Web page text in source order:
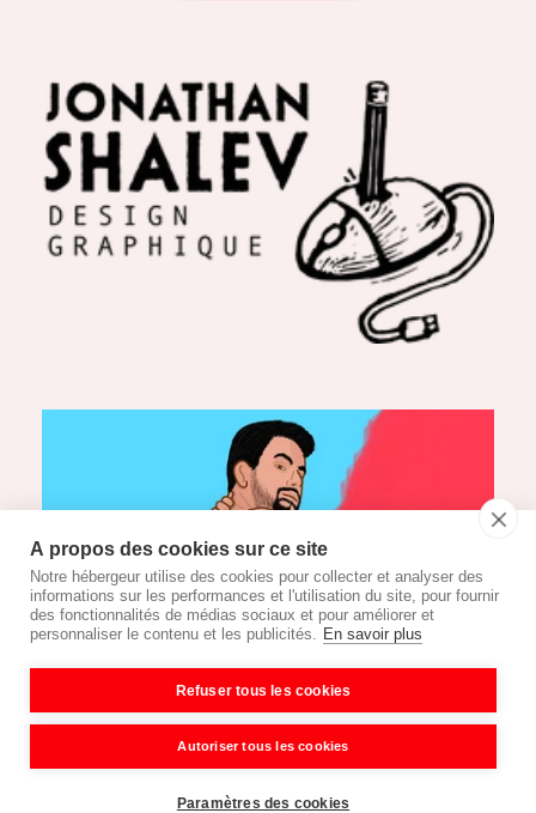
À propos des cookies sur ce site
Notre hébergeur utilise des cookies pour collecter et analyser des
informations sur les performances et l'utilisation du site, pour fournir
des fonctionnalités de médias sociaux et pour améliorer et
personnaliser le contenu et les publicités. En savoir plus
Refuser tous les cookies
Autoriser tous les cookies
Paramètres des cookies